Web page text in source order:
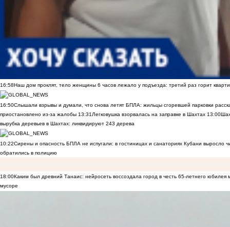
16:58Наш дом проклят, тело женщины 6 часов лежало у подъезда: третий раз горит
16:50Слышали взрывы и думали, что снова летят БПЛА: жильцы сгоревшей парковки
приостановлено из-за жалобы 13:31Легковушка взорвалась на заправке в Шахтах 13:00
вырубка деревьев в Шахтах: ликвидируют 243 дерева
10:22Сирены и опасность БПЛА не испугали: в гостиницах и санаториях Кубани выросло
обратились в полицию
18:00Каким был древний Танаис: нейросеть воссоздала город в честь 65-летнего юбилея
мусоре